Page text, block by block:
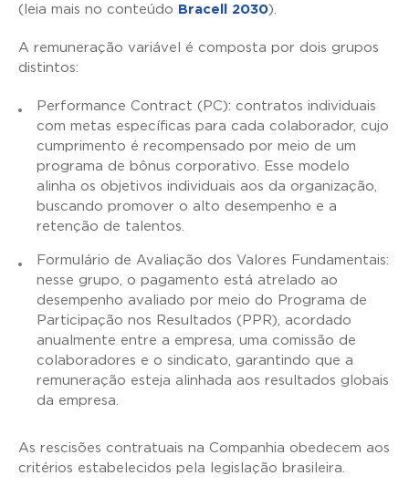
(leia mais no conteúdo
Bracell 2030).
A remuneração variável é composta por dois grupos
distintos:
Performance Contract (PC): contratos individuais
com metas específicas para cada colaborador, cujo
cumprimento é recompensado por meio de um
programa de bônus corporativo. Esse modelo
alinha os objetivos individuais aos da organização,
buscando promover o alto desempenho e a
retenção de talentos.
Formulário de Avaliação dos Valores Fundamentais:
nesse grupo, o pagamento está atrelado ao
desempenho avaliado por meio do Programa de
Participação nos Resultados (PPR), acordado
anualmente entre a empresa, uma comissão de
colaboradores e o sindicato, garantindo que a
remuneração esteja alinhada aos resultados globais
da empresa.
As rescisões contratuais na Companhia obedecem aos
critérios estabelecidos pela legislação brasileira.